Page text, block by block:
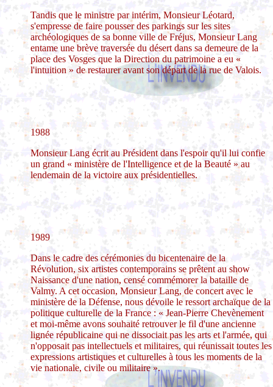
Tandis que le ministre par intérim, Monsieur Léotard,
s'empresse de faire pousser des parkings sur les sites
archéologiques de sa bonne ville de Fréjus, Monsieur Lang
entame une brève traversée du désert dans sa demeure de la
place des Vosges que la Direction du patrimoine a eu «
l'intuition » de restaurer avant son départ de la rue de Valois.
1988
Monsieur Lang écrit au Président dans l'espoir qu'il lui confie
un grand « ministère de l'Intelligence et de la Beauté » au
lendemain de la victoire aux présidentielles.
1989
Dans le cadre des cérémonies du bicentenaire de la
Révolution, six artistes contemporains se prêtent au show
Naissance d'une nation, censé commémorer la bataille de
Valmy. A cet occasion, Monsieur Lang, de concert avec le
ministère de la Défense, nous dévoile le ressort archaïque de la
politique culturelle de la France : « Jean-Pierre Chevènement
et moi-même avons souhaité retrouver le fil d'une ancienne
lignée républicaine qui ne dissociait pas les arts et l'armée, qui
n'opposait pas intellectuels et militaires, qui réunissait toutes les
expressions artistiques et culturelles à tous les moments de la
vie nationale, civile ou militaire ».